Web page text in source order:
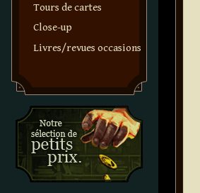
Tours de cartes
Close-up
Livres/revues occasions